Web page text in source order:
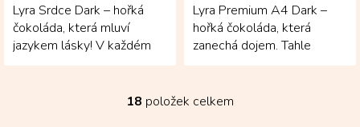
Lyra Srdce Dark – hořká
čokoláda, která mluví
jazykem lásky! V každém
soustu se propojuje
Lyra Premium A4 Dark –
hořká čokoláda, která
zanechá dojem. Tahle
tabulka ukrývá tři sta gramů
O
18 položek celkem